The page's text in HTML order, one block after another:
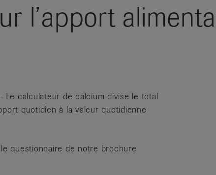
l’apport
Le calculateur de calcium divise le total
quotidien à la valeur quotidienne
questionnaire de notre brochure